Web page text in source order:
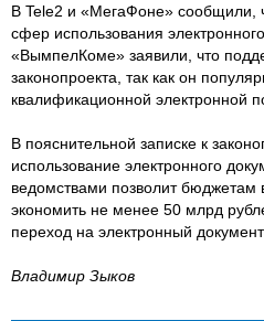
В Tele2 и «МегаФоне» сообщили,
сфер использования
«ВымпелКоме» заявили, что
законопроекта, так как он
квалификационной электронной
В пояснительной записке к
использование электронного
ведомствами позволит бюджетам
экономить не менее 50 млрд
переход на электронный
Владимир Зыков